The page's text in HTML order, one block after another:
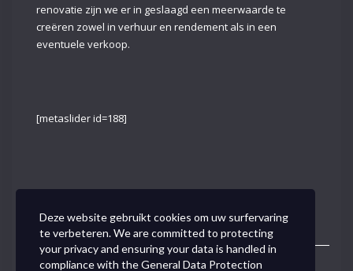
renovatie zijn we er in geslaagd een meerwaarde te
creëren zowel in verhuur en rendement als in een
eventuele verkoop.
[metaslider id=188]
Toggle
Deze website gebruikt cookies om uw surfervaring
te verbeteren. We are committed to protecting
your privacy and ensuring your data is handled in
compliance with theGeneral Data Protection